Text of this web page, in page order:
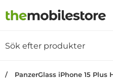
Startsidan för
PanzerGlass iPhone 15